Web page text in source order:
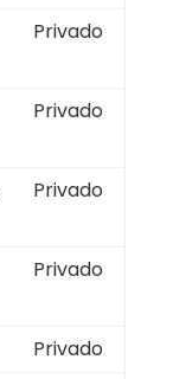
Privado
Privado
Privado
Privado
Privado